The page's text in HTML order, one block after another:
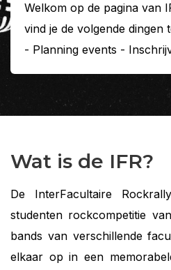
Welkom op de pagina van
vind je de volgende dingen
- Planning events -
Wat is de IFR?
De InterFacultaire
studenten rockcompetitie
bands van verschillende
elkaar op in een